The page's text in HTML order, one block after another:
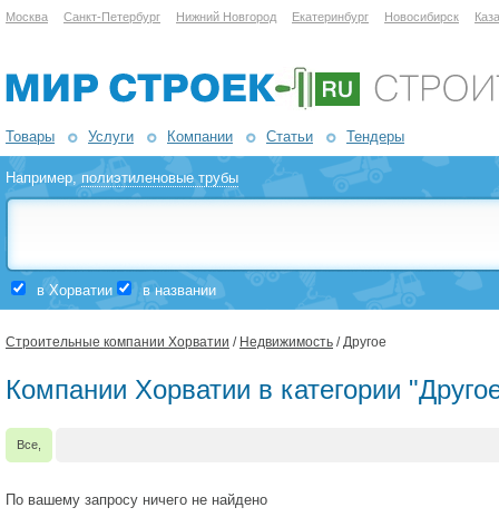
Москва Санкт-Петербург Нижний Новгород Екатеринбург Новосибирск
Товары Услуги Компании Статьи Тендеры
Например,полиэтиленовые трубы
в Хорватии в названии
Строительные компании Хорватии / Недвижимость / Другое
Компании Хорватии в категории
Все,
По вашему запросу ничего не найдено